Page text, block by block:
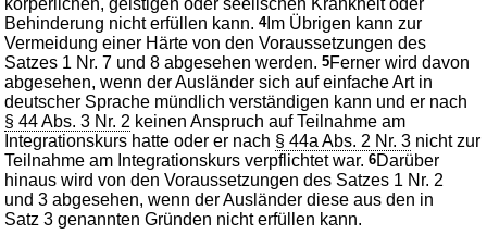
Behinderung nicht erfüllen kann.4Im Übrigen kann zur
Vermeidung einer Härte von den Voraussetzungen des
Satzes 1 Nr. 7 und 8 abgesehen werden.5Ferner wird davon
abgesehen, wenn der Ausländer sich auf einfache Art in
deutscher Sprache mündlich verständigen kann und er nach
§ 44 Abs. 3 Nr. 2 keinen Anspruch auf Teilnahme am
Integrationskurs hatte oder er nach § 44a Abs. 2 Nr. 3 nicht zur
Teilnahme am Integrationskurs verpflichtet war.6Darüber
hinaus wird von den Voraussetzungen des Satzes 1 Nr. 2
und 3 abgesehen, wenn der Ausländer diese aus den in
Satz 3 genannten Gründen nicht erfüllen kann.